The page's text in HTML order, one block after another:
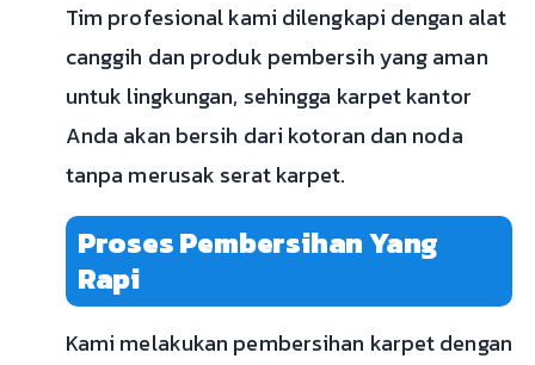
Tim profesional kami dilengkapi dengan alat
canggih dan produk pembersih yang aman
untuk lingkungan, sehingga karpet kantor
Anda akan bersih dari kotoran dan noda
tanpa merusak serat karpet.
Proses Pembersihan Yang
Rapi
Kami melakukan pembersihan karpet dengan